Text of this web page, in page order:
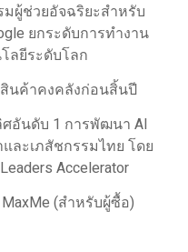
มผู้ช่วยอัจฉริยะสำหรับ
ยกระดับการทำงาน
ลยีระดับโลก
นค้าคงคลังก่อนสิ้นปี
ศอันดับ 1 การพัฒนา AI
ละเภสัชกรรมไทย โดย
Accelerator
(สำหรับผู้ซื้อ)